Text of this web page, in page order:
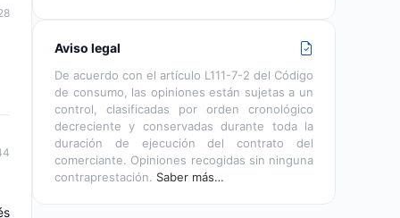
Aviso legal
De acuerdo con el artículo L111-7-2 del Código
de consumo, las opiniones están sujetas a un
control, clasificadas por orden cronológico
decreciente y conservadas durante toda la
duración de ejecución del contrato del
comerciante. Opiniones recogidas sin ninguna
contraprestación. Saber más…